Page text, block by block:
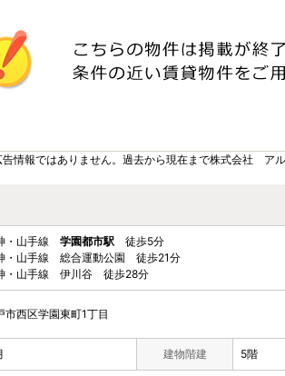
情報ではありません。過去から現在まで株式会社 ア
・山手線 学園都市駅 徒歩5分
・山手線 総合運動公園 徒歩21分
・山手線 伊川谷 徒歩28分
市西区学園東町1丁目
建物階建 5階